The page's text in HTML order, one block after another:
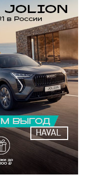
HAVAL